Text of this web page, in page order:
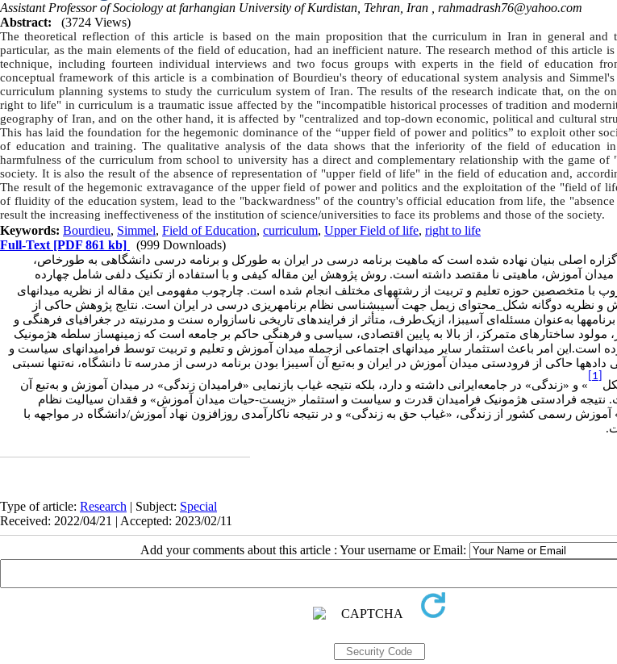
Assistant Professor of Sociology at farhangian University of Kurdistan, Tehran, Iran , rahmadrash76@yahoo.com
Abstract:
(3724 Views)
The theoretical reflection of this article is based on the main proposition that the curriculum in Iran in general and
particular, as the main elements of the field of education, had an inefficient nature. The research method of this article
technique, including fourteen individual interviews and two focus groups with experts in the field of education
conceptual framework of this article is a combination of Bourdieu's theory of educational system analysis and
curriculum planning systems to study the curriculum system of Iran. The results of the research indicate that, on the
right to life" in curriculum is a traumatic issue affected by the "incompatible historical processes of tradition and
geography of Iran, and on the other hand, it is affected by "centralized and top-down economic, political and cultural
This has laid the foundation for the hegemonic dominance of the “upper field of power and politics” to exploit other
of education and training. The qualitative analysis of the data shows that the inferiority of the field of education
harmfulness of the curriculum from school to university has a direct and complementary relationship with the game
society. It is also the result of the absence of representation of "upper field of life" in the field of education and,
The result of the hegemonic extravagance of the upper field of power and politics and the exploitation of the "field of
of fluidity of the education system, lead to the "backwardness" of the country's official education from life, the
result the increasing ineffectiveness of the institution of science/universities to face its problems and those of the society.
Keywords: Bourdieu, Simmel, Field of Education, curriculum, Upper Field of life, right to life
Full-Text [PDF 861 kb] (999 Downloads)
گزاره اصلی بنیان نهاده شده است که ماهیت برنامه درسی در ایران به طورکل و برنامه درسی دانشگاهی به طورخاص،
آموزش، ماهیتی نا مقتصد داشته است. روش پژوهش این مقاله کیفی و با استفاده از تکنیک دلفی شامل چهارده
با متخصصین حوزه تعلیم و تربیت از رشته­های مختلف انجام شده است. چارچوب مفهومی این مقاله از نظریه میدان­های
و نظریه دوگانه شکل_محتوای زیمل جهت آسیب­شناسی نظام برنامه­ریزی درسی در ایران است. نتایج پژوهش حاکی از
برنامه­ها به‌عنوان مسئله‌ای آسیب­زا، ازیک‌طرف، متأثر از فرایندهای تاریخی ناسازواره سنت و مدرنیته در جغرافیای فرهنگی و
مولود ساختارهای متمرکز، از بالا به پایین اقتصادی، سیاسی و فرهنگی حاکم بر جامعه است که زمینه­ساز سلطه هژمونیک
است.این امر باعث استثمار سایر میدان­های اجتماعی ازجمله میدان آموزش و تعلیم و تربیت توسط فرامیدان­های سیاست و
حاکی از فرودستی میدان آموزش در ایران و به‌تبع آن آسیب­زا بودن برنامه درسی از مدرسه تا دانشگاه، نه‌تنها نسبتی
» و «زندگی» در جامعه‌ایرانی داشته و دارد، بلکه نتیجه غیاب بازنمایی «فرامیدان زندگی» در میدان آموزش و به‌تبع آن
نتیجه فرادستی هژمونیک فرامیدان قدرت و سیاست و استثمار «زیست-حیات میدان آموزش» و فقدان سیالیت نظام
رسمی کشور از زندگی، «غیاب حق به زندگی» و در نتیجه ناکارآمدی روزافزون نهاد آموزش/دانشگاه در مواجهه با
Type of article: Research | Subject: Special
Received: 2022/04/21 | Accepted: 2023/02/11
Add your comments about this article : Your username or Email: